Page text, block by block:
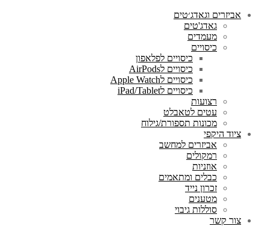
אביזרים וגאדג׳טים
גאדג'טים
מעמדים
כיסויים
כיסויים לפלאפון
כיסויים לAirPods
כיסויים לApple Watch
כיסויים לiPad/Tablet
רצועות
עטים לטאבלט
מכונות תספורת/גילוח
ציוד היקפי
אביזרים למחשב
רמקולים
אוזניות
כבלים ומתאמים
זכרון נייד
מטענים
סוללות גיבוי
צור קשר